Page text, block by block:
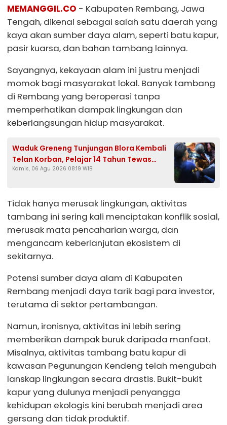
MEMANGGIL.CO - Kabupaten Rembang, Jawa
Tengah, dikenal sebagai salah satu daerah yang
kaya akan sumber daya alam, seperti batu kapur,
pasir kuarsa, dan bahan tambang lainnya.
Sayangnya, kekayaan alam ini justru menjadi
momok bagi masyarakat lokal. Banyak tambang
di Rembang yang beroperasi tanpa
memperhatikan dampak lingkungan dan
keberlangsungan hidup masyarakat.
Waduk Greneng Tunjungan Blora Kembali
Telan Korban, Pelajar 14 Tahun Tewas
Tenggelam Saat Mencari Ikan
Kamis, 06 Agu 2026 08:19 WIB
Tidak hanya merusak lingkungan, aktivitas
tambang ini sering kali menciptakan konflik sosial,
merusak mata pencaharian warga, dan
mengancam keberlanjutan ekosistem di
sekitarnya.
Potensi sumber daya alam di Kabupaten
Rembang menjadi daya tarik bagi para investor,
terutama di sektor pertambangan.
Namun, ironisnya, aktivitas ini lebih sering
memberikan dampak buruk daripada manfaat.
Misalnya, aktivitas tambang batu kapur di
kawasan Pegunungan Kendeng telah mengubah
lanskap lingkungan secara drastis. Bukit-bukit
kapur yang dulunya menjadi penyangga
kehidupan ekologis kini berubah menjadi area
gersang dan tidak produktif.